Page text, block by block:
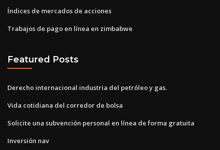
Índices de mercados de acciones
Trabajos de pago en línea en zimbabwe
Featured Posts
Derecho internacional industria del petróleo y gas.
Vida cotidiana del corredor de bolsa
Solicite una subvención personal en línea de forma gratuita
Inversión nav